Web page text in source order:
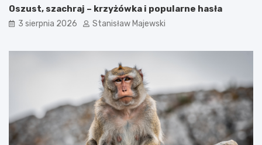
Oszust, szachraj – krzyżówka i popularne hasła
3 sierpnia 2026 Stanisław Majewski